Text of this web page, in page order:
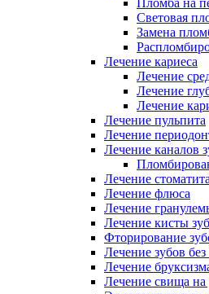
Пломба на
Световая
Замена
Лечение кариеса
Лечение
Лечение
Лечение
Лечение пульпита
Лечение
Лечение каналов
Лечение стоматита
Лечение флюса
Лечение
Лечение кисты
Фторирование
Лечение зубов без
Лечение
Лечение свища на